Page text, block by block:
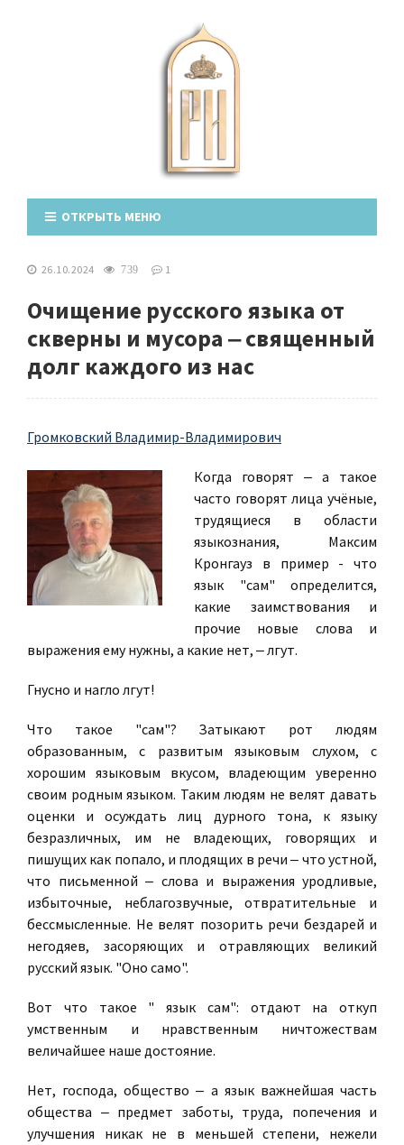
ОТКРЫТЬ МЕНЮ
26.10.2024 739 1
Очищение русского языка от
скверны и мусора ‒ священный
долг каждого из нас
Громковский Владимир-Владимирович
Когда говорят ‒ а такое
часто говорят лица учёные,
трудящиеся в области
языкознания, Максим
Кронгауз в пример - что
язык "сам" определится,
какие заимствования и
прочие новые слова и
выражения ему нужны, а какие нет, ‒ лгут.
Гнусно и нагло лгут!
Что такое "сам"? Затыкают рот людям
образованным, с развитым языковым слухом, с
хорошим языковым вкусом, владеющим уверенно
своим родным языком. Таким людям не велят давать
оценки и осуждать лиц дурного тона, к языку
безразличных, им не владеющих, говорящих и
пишущих как попало, и плодящих в речи ‒ что устной,
что письменной ‒ слова и выражения уродливые,
избыточные, неблагозвучные, отвратительные и
бессмысленные. Не велят позорить речи бездарей и
негодяев, засоряющих и отравляющих великий
русский язык. "Оно само".
Вот что такое " язык сам": отдают на откуп
умственным и нравственным ничтожествам
величайшее наше достояние.
Нет, господа, общество ‒ а язык важнейшая часть
общества ‒ предмет заботы, труда, попечения и
улучшения никак не в меньшей степени, нежели